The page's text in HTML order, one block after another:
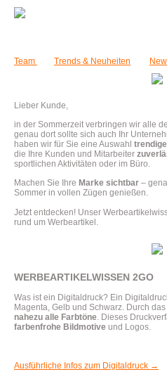
Team Trends & Neuheiten
Lieber Kunde,
in der Sommerzeit verbringen wir alle
genau dort sollte sich auch Ihr
haben wir für Sie eine Auswahl
die Ihre Kunden und Mitarbeiter
sportlichen Aktivitäten oder im Büro.
Machen Sie Ihre Marke sichtbar –
Sommer in vollen Zügen genießen.
Jetzt entdecken! Unser
rund um Werbeartikel.
WERBEARTIKELWISSEN 2GO
Was ist ein Digitaldruck? Ein
Magenta, Gelb und Schwarz. Durch
nahezu alle Farbtöne. Dieses
farbenfrohe Bildmotive und Logos.
Ausführliche Infos zum Digitaldruck →